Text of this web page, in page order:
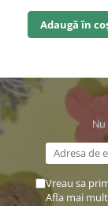
Adaugă în
Vreau sa
Afla mai